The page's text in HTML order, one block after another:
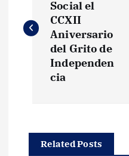
v
c
Social el
CCXII
Aniversario
del Grito de
Independen
cia
Related Posts